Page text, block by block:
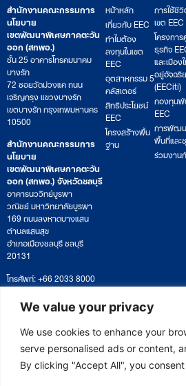
We value your privacy
We use cookies to enhance your
serve personalised ads or content,
By clicking "Accept All", you
สำนักงานคณะกรรมการ
นโยบาย
เขตพัฒนาพิเศษภาคตะวัน
ออก (สกพอ.)
ชั้น 25 อาคารโทรคมนาคม
บางรัก
72 ซอยวัดม่วงแค ถนน
เจริญกรุง แขวงบางรัก
เขตบางรัก กรุงเทพมหานคร
10500
สำนักงานคณะกรรมการ
นโยบาย
เขตพัฒนาพิเศษภาคตะวัน
ออก (สกพอ.) จังหวัดชลบุรี
อาคารนววิทย์บูรพา
วณิชย์ มหาวิทยาลัยบูรพา
169 ถนนลงหาดบางแสน
ตำบลแสนสุข
อำเภอเมืองชลบุรี ชลบุรี
20131
โทรศัพท์: +66 2033 8000
เวลาทำการ: จันทร์ – ศุกร์
09:00 – 17:00 น.
ติดตามหนังสือหรือยื่นเอกสาร
saraban@eeco.or.th
หน้าหลัก
เกี่ยวกับ EEC
ทำไมต้อง
ลงทุนในเขต
EEC
อุตสาหกรรม 5
คลัสเตอร์
สิทธิประโยชน์
EEC
โครงสร้างพื้น
ฐาน
การใช้ชี
เขต EEC
โครงกา
ธุรกิจ
และเมือง
อยู่อัจฉริ
(EECiti)
กองทุน
EEC
การพัฒ
พื้นที่และ
ร่วมงาน